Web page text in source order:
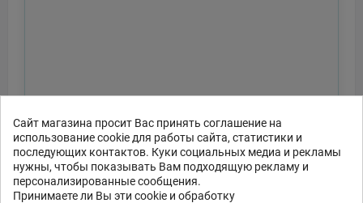
Сайт магазина просит Вас принять соглашение на
использование cookie для работы сайта, статистики и
последующих контактов. Куки социальных медиа и рекламы
нужны, чтобы показывать Вам подходящую рекламу и
персонализированные сообщения.
Принимаете ли Вы эти cookie и обработку